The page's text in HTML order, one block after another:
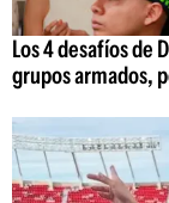
Los 4 desafíos de
grupos armados,